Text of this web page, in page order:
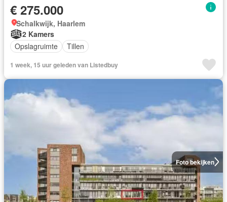
€ 275.000
Schalkwijk, Haarlem
2 Kamers
Opslagruimte
Tillen
1 week, 15 uur geleden van Listedbuy
Foto bekijken